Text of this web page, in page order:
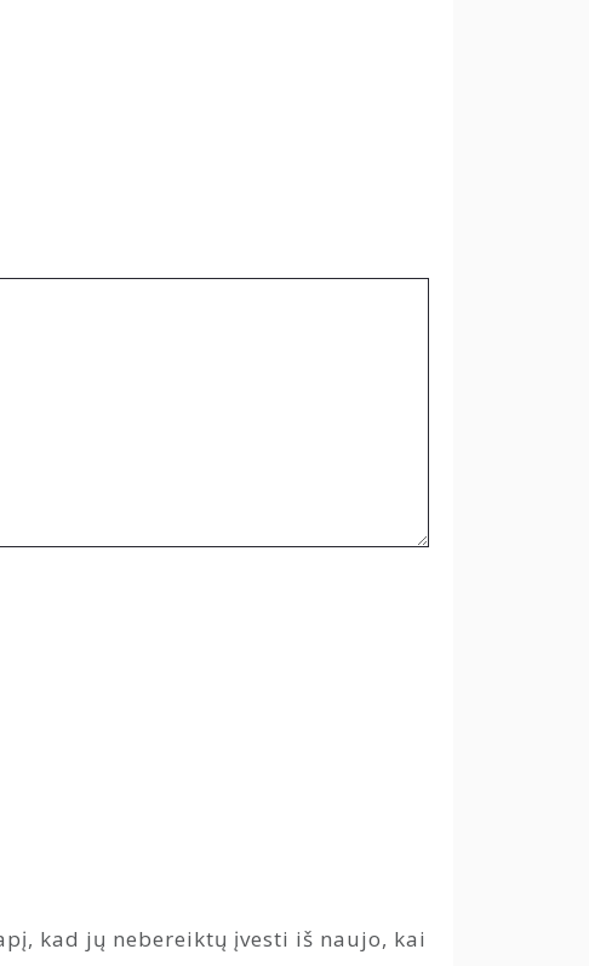
kad jų nebereiktų įvesti iš naujo, kai